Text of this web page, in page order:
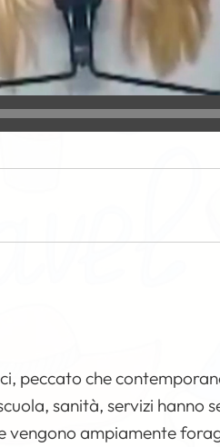
peccato che
sanità, servizi hanno
ampiamente